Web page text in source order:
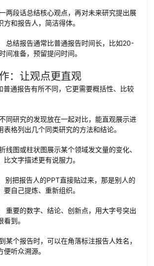
两段话总结核心观点，再对未来研究提出展
和报告人，简洁得体。
总结报告通常比普通报告时间长，比如20-
间准备，预留提问时间。
：让观点更直观
普通报告有所不同，它更需要概括性、比较
同研究的发现放在一起对比，能直观展示进
表格列出几个同类研究的方法和结论。
线图或柱状图展示某个领域发文量的变化、
文字描述更有说服力。
别把报告人的PPT直接贴过来，那是别人的
自己提炼、重新组织。
重要的数字、结论、创新点，用大字号突出
到。
某个报告时，可以在角落标注报告人姓名，
听众溯源。